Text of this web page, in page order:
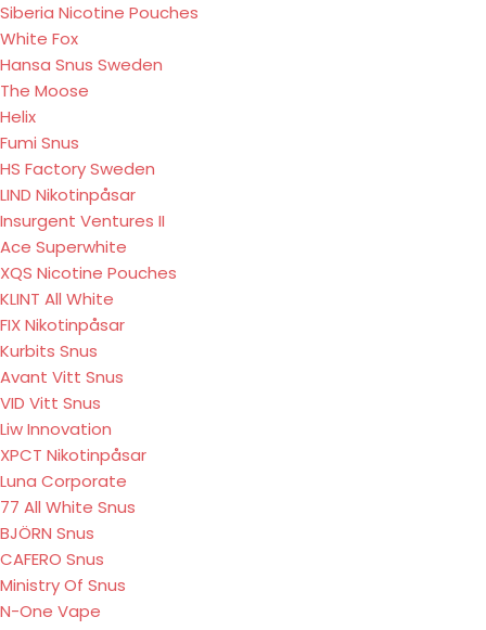
Siberia Nicotine Pouches
White Fox
Hansa Snus Sweden
The Moose
Helix
Fumi Snus
HS Factory Sweden
LIND Nikotinpåsar
Insurgent Ventures II
Ace Superwhite
XQS Nicotine Pouches
KLINT All White
FIX Nikotinpåsar
Kurbits Snus
Avant Vitt Snus
VID Vitt Snus
Liw Innovation
XPCT Nikotinpåsar
Luna Corporate
77 All White Snus
BJÖRN Snus
CAFERO Snus
Ministry Of Snus
N-One Vape